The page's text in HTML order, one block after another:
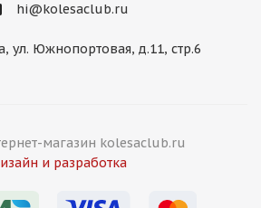
hi@kolesaclub.ru
ул. Южнопортовая, д.11, стр.6
магазин kolesaclub.ru
и разработка